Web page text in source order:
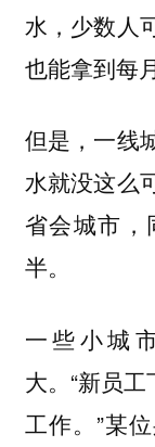
水，少数人
也能拿到每
但是，一线
水就没这么
省会城市，
半。
一些小城
大。“新员
工作。”某